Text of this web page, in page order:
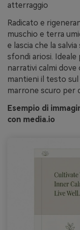
atterraggio
Radicato e
muschio e terra
e lascia che la
sfondi ariosi. Ideale
narrativi calmi dove
mantieni il testo sul
marrone scuro per
Esempio di
con media.io